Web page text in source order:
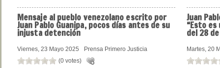
Mensajeal pueblo venezolano escrito por
Juan Pablo Guanipa, pocos días antes de su
injusta detención
Viernes, 23 Mayo 2025
Prensa Primero Justicia
(0 votes)
Juan
“Esto
del 28
Martes, 20